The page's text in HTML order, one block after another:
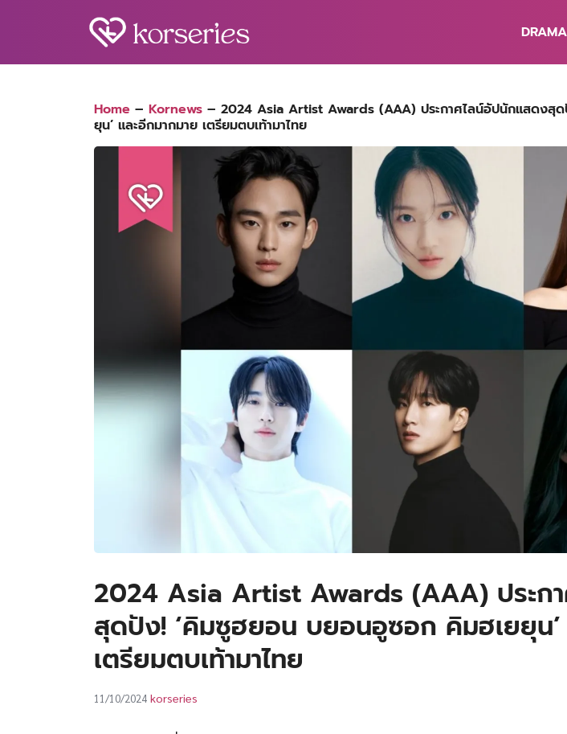
DRAMA
Home – Kornews – 2024 Asia Artist Awards (AAA) ประกาศไลน์อัปนักแสดงสุ
ยุน’ และอีกมากมาย เตรียมตบเท้ามาไทย
2024 Asia Artist Awards (AAA) ประก
สุดปัง! ‘คิมซูฮยอน บยอนอูซอก คิมฮเยยุน’
เตรียมตบเท้ามาไทย
11/10/2024 korseries